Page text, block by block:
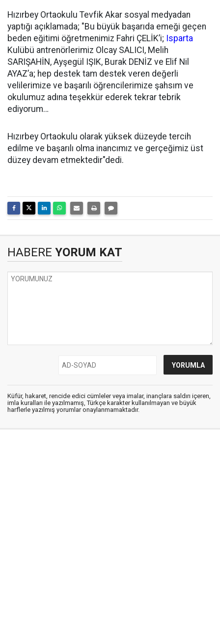
Hızırbey Ortaokulu Tevfik Akar sosyal medyadan
yaptığı açıklamada; "Bu büyük başarıda emeği geçen
beden eğitimi öğretmenimiz Fahri ÇELİK’i; Isparta
Kulübü antrenörlerimiz Olcay SALICI, Melih
SARIŞAHİN, Ayşegül IŞIK, Burak DENİZ ve Elif Nil
AYAZ’a; hep destek tam destek veren değerli
velilerimize ve başarılı öğrencilerimize şahsım ve
okulumuz adına teşekkür ederek tekrar tebrik
ediyorum…
Hızırbey Ortaokulu olarak yüksek düzeyde tercih
edilme ve başarılı olma inancımız ve gerçeğimiz üst
düzey devam etmektedir"dedi.
HABERE YORUM KAT
Küfür, hakaret, rencide edici cümleler veya imalar, inançlara saldırı içeren,
imla kuralları ile yazılmamış, Türkçe karakter kullanılmayan ve büyük
harflerle yazılmış yorumlar onaylanmamaktadır.